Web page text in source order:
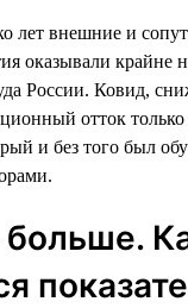
лет внешние и
оказывали крайне
России. Ковид,
отток
и без того был